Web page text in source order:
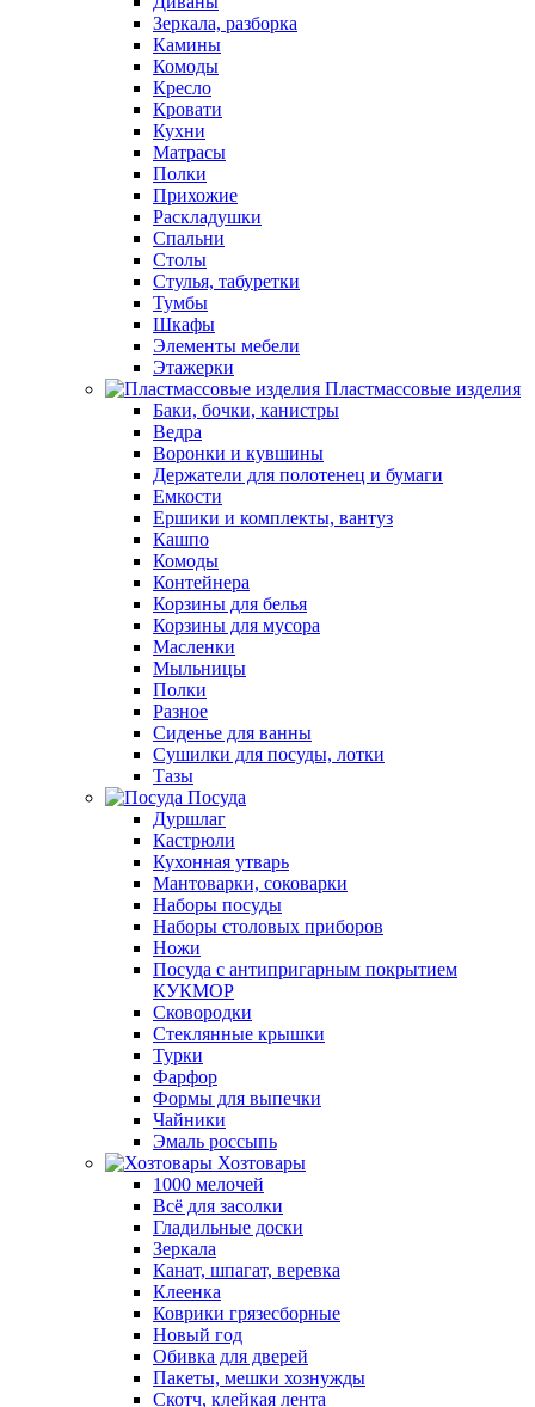
Зеркала, разборка
Камины
Комоды
Кресло
Кровати
Кухни
Матрасы
Полки
Прихожие
Раскладушки
Спальни
Столы
Стулья, табуретки
Тумбы
Шкафы
Элементы мебели
Этажерки
Пластмассовые изделия
Баки, бочки, канистры
Ведра
Воронки и кувшины
Держатели для полотенец и бумаги
Емкости
Ершики и комплекты, вантуз
Кашпо
Комоды
Контейнера
Корзины для белья
Корзины для мусора
Масленки
Мыльницы
Полки
Разное
Сиденье для ванны
Сушилки для посуды, лотки
Тазы
Посуда
Дуршлаг
Кастрюли
Кухонная утварь
Мантоварки, соковарки
Наборы посуды
Наборы столовых приборов
Ножи
Посуда с антипригарным покрытием
КУКМОР
Сковородки
Стеклянные крышки
Турки
Фарфор
Формы для выпечки
Чайники
Эмаль россыпь
Хозтовары
1000 мелочей
Всё для засолки
Гладильные доски
Зеркала
Канат, шпагат, веревка
Клеенка
Коврики грязесборные
Новый год
Обивка для дверей
Пакеты, мешки хознужды
Скотч, клейкая лента